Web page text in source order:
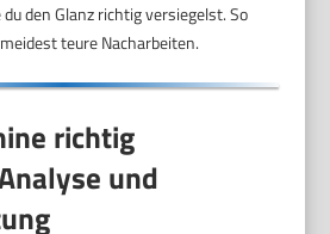
den Glanz richtig versiegelst. So
teure Nacharbeiten.
richtig
und